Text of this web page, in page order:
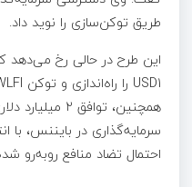
طریق توکن‌سازی را نوید داد.
سرمایه‌گذاری در بایننس، با
احتمال تضاد منافع روبه‌رو